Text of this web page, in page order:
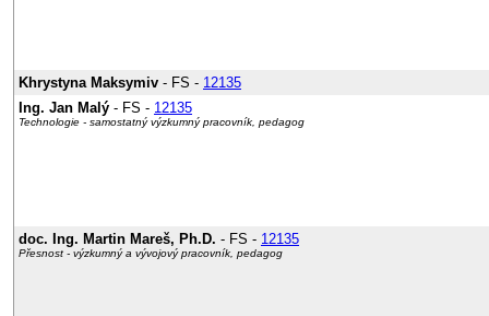
Khrystyna Maksymiv - FS - 12135
Ing. Jan Malý - FS - 12135
Technologie - samostatný výzkumný pracovník, pedagog
doc. Ing. Martin Mareš, Ph.D. - FS - 12135
Přesnost - výzkumný a vývojový pracovník, pedagog